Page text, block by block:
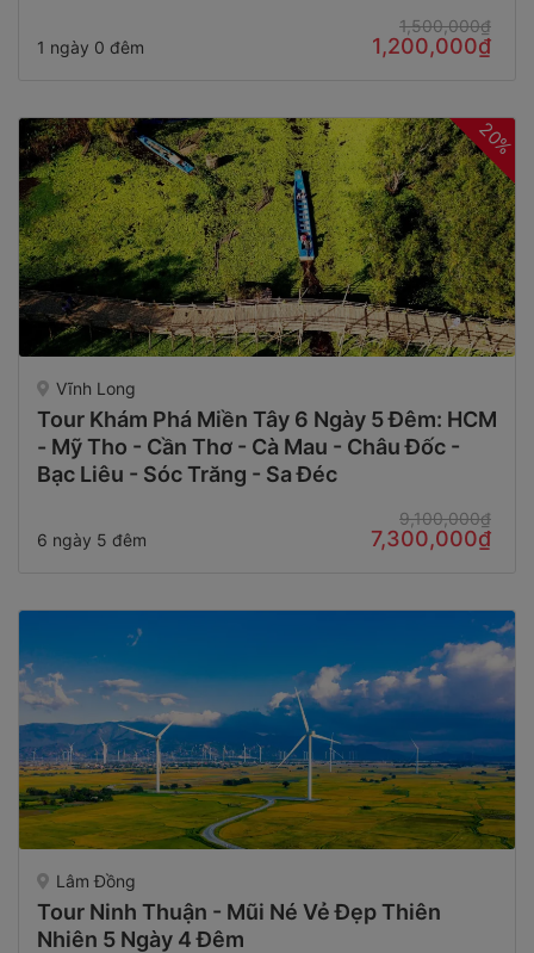
1 ngày 0 đêm
1,500,000₫
1,200,000₫
20%
Vĩnh Long
Tour Khám Phá Miền Tây 6 Ngày 5 Đêm: HCM
- Mỹ Tho - Cần Thơ - Cà Mau - Châu Đốc -
Bạc Liêu - Sóc Trăng - Sa Đéc
6 ngày 5 đêm
9,100,000₫
7,300,000₫
Lâm Đồng
Tour Ninh Thuận - Mũi Né Vẻ Đẹp Thiên
Nhiên 5 Ngày 4 Đêm